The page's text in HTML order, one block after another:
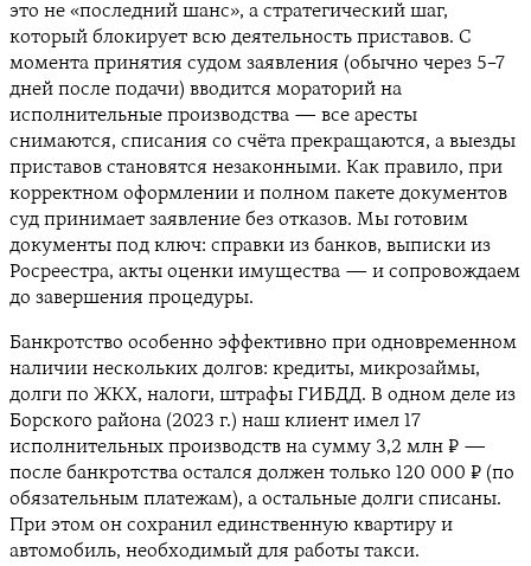
это не «последний шанс», а стратегический шаг,
который блокирует всю деятельность приставов. С
момента принятия судом заявления (обычно через 5–7
дней после подачи) вводится мораторий на
исполнительные производства — все аресты
снимаются, списания со счёта прекращаются, а выезды
приставов становятся незаконными. Как правило, при
корректном оформлении и полном пакете документов
суд принимает заявление без отказов. Мы готовим
документы под ключ: справки из банков, выписки из
Росреестра, акты оценки имущества — и сопровождаем
до завершения процедуры.
Банкротство особенно эффективно при одновременном
наличии нескольких долгов: кредиты, микрозаймы,
долги по ЖКХ, налоги, штрафы ГИБДД. В одном деле из
Борского района (2023 г.) наш клиент имел 17
исполнительных производств на сумму 3,2 млн ₽ —
после банкротства остался должен только 120 000 ₽ (по
обязательным платежам), а остальные долги списаны.
При этом он сохранил единственную квартиру и
автомобиль, необходимый для работы такси.